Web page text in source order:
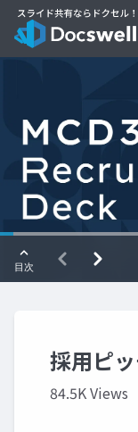
採用ピ
84.5K Views